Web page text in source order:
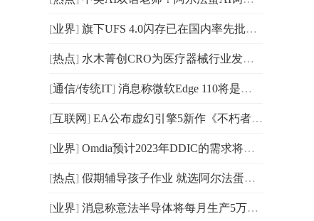
[业界] 旗下UFS 4.0闪存已在国内率先批量交付 将成为新一代旗
[热点] 水木菁创CRO为医疗器械行业发展赋能
[通信/传统IT] 消息称微软Edge 110将是放弃对Windows 7、8和8.1支持的
[互联网 ] EA公布虚幻引擎5新作《不朽者传奇》 将于2023年登陆PS5
[业界] Omdia预计2023年DDIC的需求将有所恢复并实现3%的年同比增长
[热点] 假期辅导孩子作业 就选阿尔法蛋AI词典笔T10
[业界] 消息称意法半导体将每月生产5万片晶圆18nm FDSOI 后续